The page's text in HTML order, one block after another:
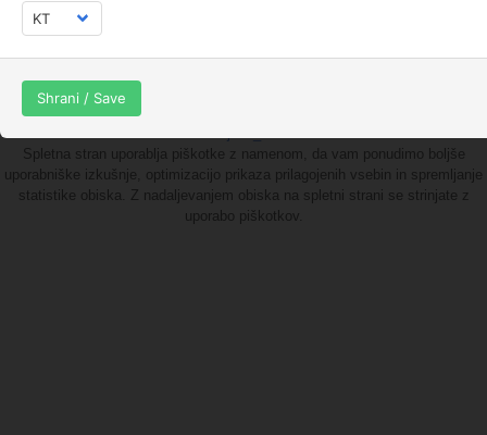
Shrani / Save
Spletna stran uporablja piškotke z namenom, da vam ponudimo boljše
uporabniške izkušnje, optimizacijo prikaza prilagojenih vsebin in spremljanje
statistike obiska. Z nadaljevanjem obiska na spletni strani se strinjate z
uporabo piškotkov.